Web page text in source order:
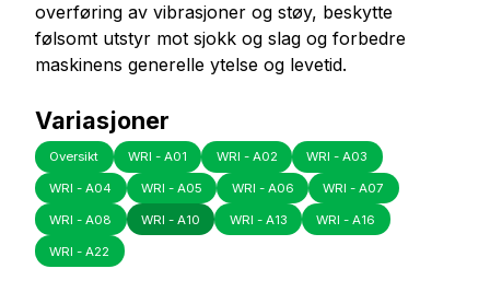
Finnish
Danish
overføring av vibrasjoner og støy, beskytte
følsomt utstyr mot sjokk og slag og forbedre
maskinens generelle ytelse og levetid.
Variasjoner
Oversikt WRI - A01 WRI - A02 WRI - A03
WRI - A04 WRI - A05 WRI - A06 WRI - A07
WRI - A08 WRI - A10 WRI - A13 WRI - A16
WRI - A22